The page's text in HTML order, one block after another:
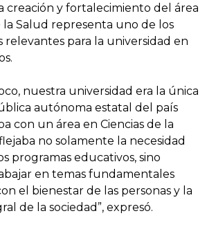
creación y fortalecimiento del área
la Salud representa uno de los
relevantes para la universidad en
nuestra universidad era la única
autónoma estatal del país
con un área en Ciencias de la
no solamente la necesidad
programas educativos, sino
en temas fundamentales
el bienestar de las personas y la
de la sociedad”, expresó.